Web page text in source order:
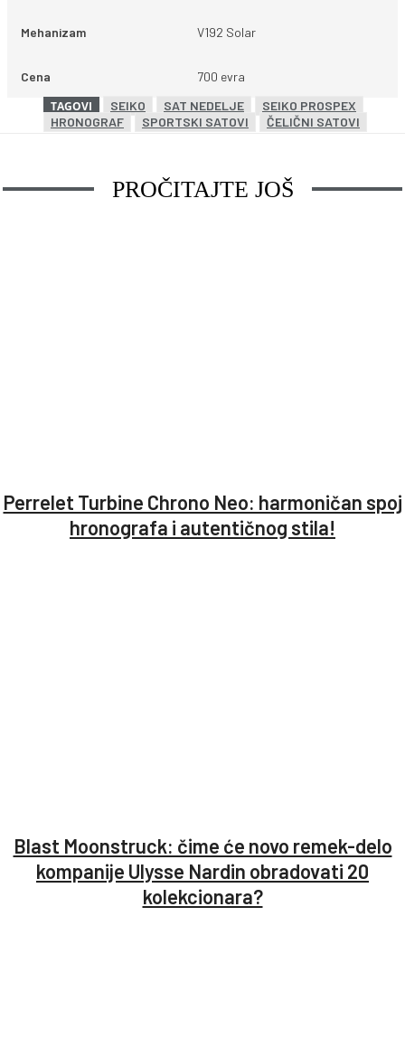
Mehanizam V192 Solar
Cena
700 evra
TAGOVI
SEIKO SAT NEDELJE
SEIKO PROSPEX
HRONOGRAF
SPORTSKI SATOVI ČELIČNI SATOVI
PROČITAJTE JOŠ
Perrelet Turbine Chrono Neo: harmoničan spoj
hronografa i autentičnog stila!
Blast Moonstruck: čime će novo remek-delo
kompanije Ulysse Nardin obradovati 20
kolekcionara?